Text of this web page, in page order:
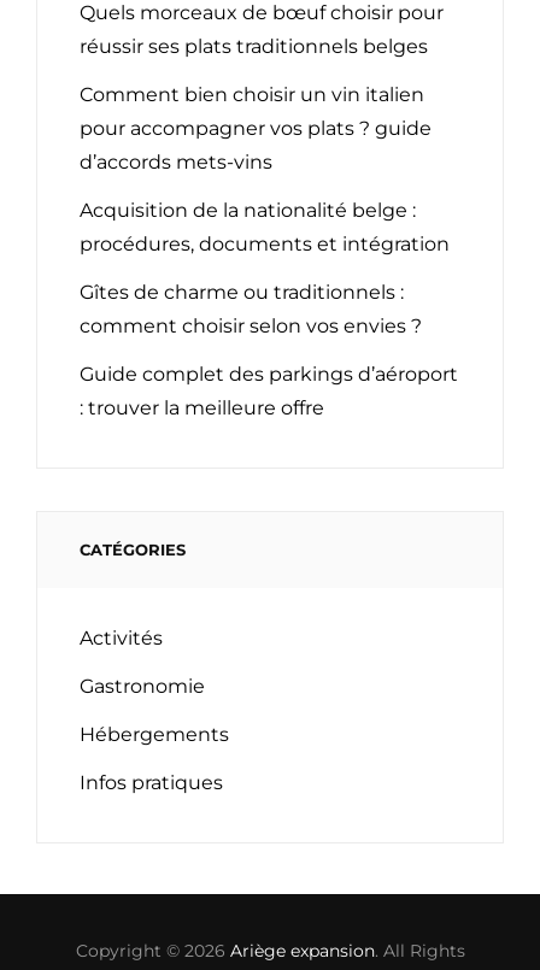
Quels morceaux de bœuf choisir pour
réussir ses plats traditionnels belges
Comment bien choisir un vin italien
pour accompagner vos plats ? guide
d’accords mets-vins
Acquisition de la nationalité belge :
procédures, documents et intégration
Gîtes de charme ou traditionnels :
comment choisir selon vos envies ?
Guide complet des parkings d’aéroport
: trouver la meilleure offre
CATÉGORIES
Activités
Gastronomie
Hébergements
Infos pratiques
Copyright © 2026 Ariège expansion. All Rights